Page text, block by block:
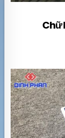
Chữ